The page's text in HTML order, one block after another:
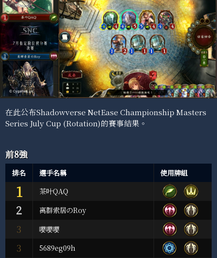
在此公布Shadowverse NetEase Championship Masters
Series July Cup (Rotation)的賽事結果。
前8強
排名 選手名稱 使用牌組
1 茶叶QAQ
2 离群索居のRoy
3 嘤嘤嘤
3
5689eg09h